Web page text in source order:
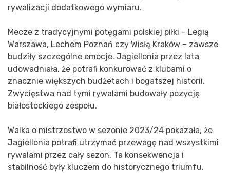
rywalizacji dodatkowego wymiaru.
Mecze z tradycyjnymi potęgami polskiej piłki – Legią
Warszawa, Lechem Poznań czy Wisłą Kraków – zawsze
budziły szczególne emocje. Jagiellonia przez lata
udowadniała, że potrafi konkurować z klubami o
znacznie większych budżetach i bogatszej historii.
Zwycięstwa nad tymi rywalami budowały pozycję
białostockiego zespołu.
Walka o mistrzostwo w sezonie 2023/24 pokazała, że
Jagiellonia potrafi utrzymać przewagę nad wszystkimi
rywalami przez cały sezon. Ta konsekwencja i
stabilność były kluczem do historycznego triumfu.